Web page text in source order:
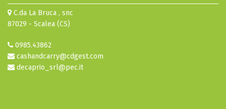
C.da La Bruca , snc
87029 - Scalea (CS)
0985.43862
cashandcarry@cdgest.com
decaprio_srl@pec.it